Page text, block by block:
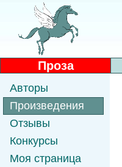
Проза
Авторы
Произведения
Отзывы
Конкурсы
Моя страница